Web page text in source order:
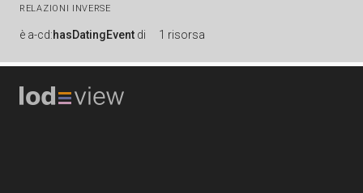
RELAZIONI INVERSE
è a-cd:hasDatingEvent di 1 risorsa